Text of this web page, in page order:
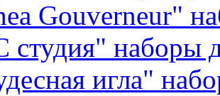
Gouverneur"
студия" наборы
игла"